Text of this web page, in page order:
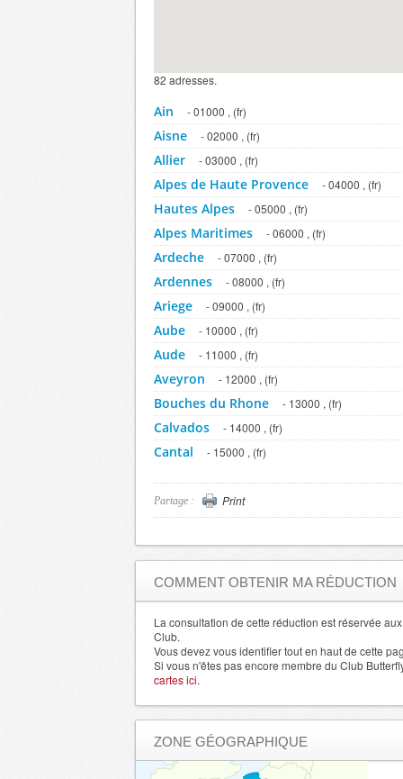
82 adresses.
Ain - 01000 , (fr)
Aisne - 02000 , (fr)
Allier - 03000 , (fr)
Alpes de Haute Provence - 04000 , (fr)
Hautes Alpes - 05000 , (fr)
Alpes Maritimes - 06000 , (fr)
Ardeche - 07000 , (fr)
Ardennes - 08000 , (fr)
Ariege - 09000 , (fr)
Aube - 10000 , (fr)
Aude - 11000 , (fr)
Aveyron - 12000 , (fr)
Bouches du Rhone - 13000 , (fr)
Calvados - 14000 , (fr)
Cantal - 15000 , (fr)
Charente Maritime
Correze - 19000 , (fr)
Corse du Sud
Haute Corse - 20200 , (fr)
Cote d'Or - 21000 , (fr)
Eure - 27000 , (fr)
Eure et Loir - 28000 , (fr)
Gard - 30000 , (fr)
Haute Garonne - 31000 , (fr)
Gers - 32000 , (fr)
Partage : Print
COMMENT OBTENIR MA RÉDUCTION
La consultation de cette réduction est réservée
Club.
Vous devez vous identifier tout en haut de cette
Si vous n'êtes pas encore membre du Club
cartes ici.
ZONE GÉOGRAPHIQUE